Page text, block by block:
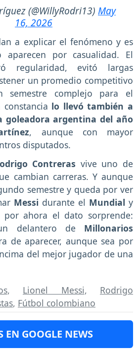
(@WillyRodri13) May
16, 2026
a explicar el fenómeno y es
aparecen por casualidad. El
regularidad, evitó largas
un promedio competitivo
complejo para el
lo llevó también a
goleadora argentina del año
, aunque con mayor
disputados.
Contreras vive uno de
cambian carreras. Y aunque
semestre y queda por ver
Messi durante el Mundial y
ahora el dato sorprende:
delantero de Millonarios
de aparecer, aunque sea por
del mejor jugador de una
, Lionel Messi, Rodrigo
, Fútbol colombiano
EN GOOGLE NEWS